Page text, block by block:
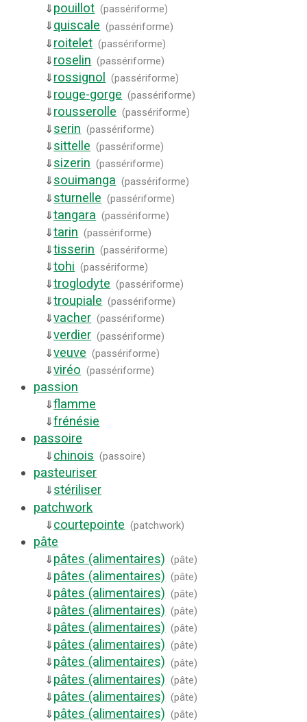
⇓ pouillot (passériforme)
⇓ quiscale (passériforme)
⇓ roitelet (passériforme)
⇓ roselin (passériforme)
⇓ rossignol (passériforme)
⇓ rouge-gorge (passériforme)
⇓ rousserolle (passériforme)
⇓ serin (passériforme)
⇓ sittelle (passériforme)
⇓ sizerin (passériforme)
⇓ souimanga (passériforme)
⇓ sturnelle (passériforme)
⇓tangara (passériforme)
⇓tarin (passériforme)
⇓tisserin (passériforme)
⇓tohi (passériforme)
⇓troglodyte (passériforme)
⇓troupiale (passériforme)
⇓vacher (passériforme)
⇓verdier (passériforme)
⇓veuve (passériforme)
⇓viréo (passériforme)
passion
⇓flamme
⇓frénésie
passoire
⇓ chinois (passoire)
pasteuriser
⇓ stériliser
patchwork
⇓ courtepointe (patchwork)
pâte
⇓ pâtes (alimentaires) (pâte)
⇓ pâtes (alimentaires) (pâte)
⇓ pâtes (alimentaires) (pâte)
⇓ pâtes (alimentaires) (pâte)
⇓ pâtes (alimentaires) (pâte)
⇓ pâtes (alimentaires) (pâte)
⇓ pâtes (alimentaires) (pâte)
⇓ pâtes (alimentaires) (pâte)
⇓ pâtes (alimentaires) (pâte)
⇓ pâtes (alimentaires) (pâte)